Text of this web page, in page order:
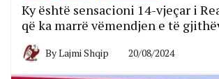
Ky është sensacioni 14-vjeçar i
që ka marrë vëmendjen e të
ByLajmi Shqip 20/08/2024